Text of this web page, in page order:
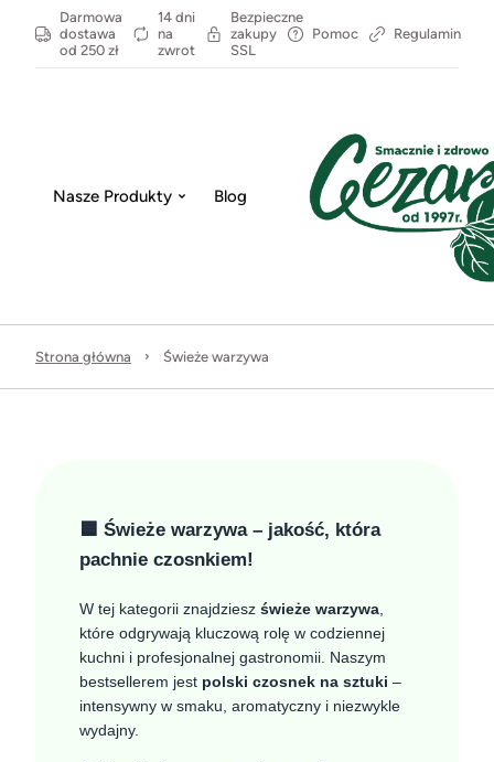
Darmowa
dostawa
od 250 zł
14 dni
na
zwrot
Bezpieczne
zakupy
SSL
Pomoc Regulamin
Nasze Produkty Blog
Strona główna Świeże warzywa
🟦 Świeże warzywa – jakość, która
pachnie czosnkiem!
W tej kategorii znajdziesz świeże warzywa
które odgrywają kluczową rolę w codziennej
kuchni i profesjonalnej gastronomii. Naszym
bestsellerem jest polski czosnek na sztuki –
intensywny w smaku, aromatyczny i niezwykle
wydajny.